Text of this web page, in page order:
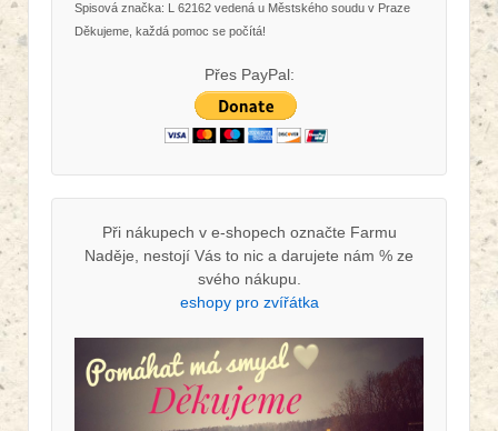
Spisová značka: L 62162 vedená u Městského soudu v Praze
Děkujeme, každá pomoc se počítá!
Přes PayPal:
Při nákupech v e-shopech označte Farmu
Naděje, nestojí Vás to nic a darujete nám % ze
svého nákupu.
eshopy pro zvířátka